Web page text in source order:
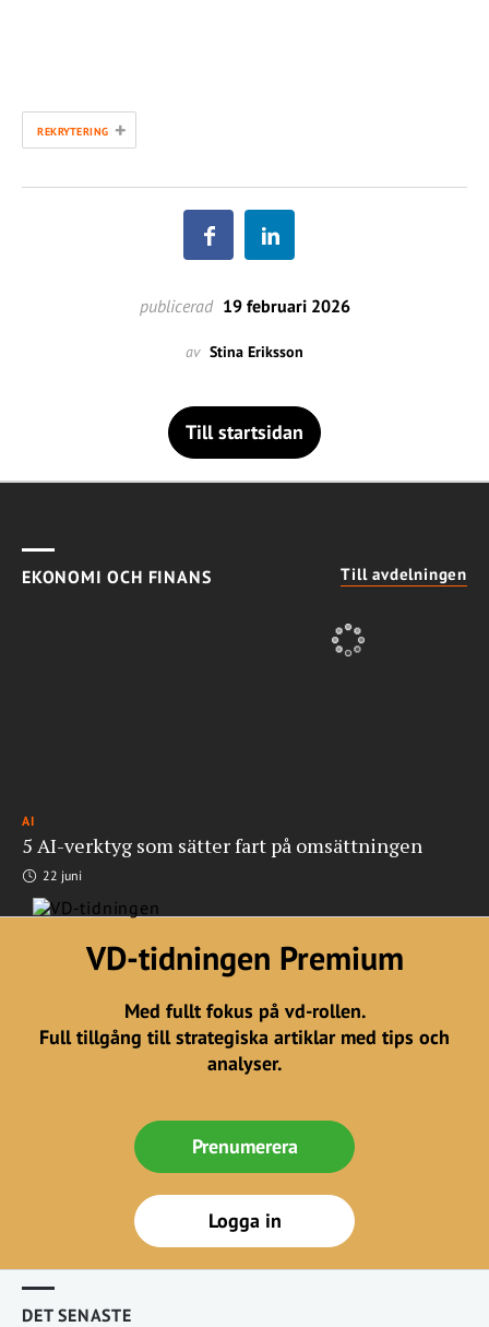
REKRYTERING +
publicerad 19 februari 2026
av Stina Eriksson
Till startsidan
EKONOMI OCH FINANS Till avdelningen
AI
5 AI-verktyg som sätter fart på omsättningen
22 juni
VD-tidningen Premium
Med fullt fokus på vd-rollen.
Full tillgång till strategiska artiklar med tips och
analyser.
Prenumerera
Logga in
DET SENASTE